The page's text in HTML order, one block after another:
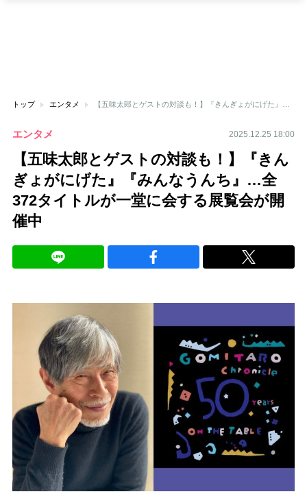
トップ エンタメ
エンタメ 2025.12.25 18:00
【五味太郎とゲストの対談も！】『きん
ぎょがにげた』『みんなうんち』…全
372タイトルが一堂に会する展覧会が開
催中